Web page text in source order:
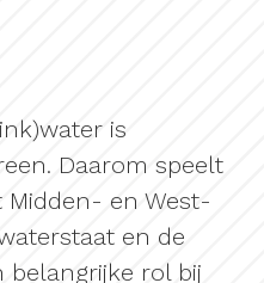
is
Daarom speelt
Midden- en West-
en de
belangrijke rol bij